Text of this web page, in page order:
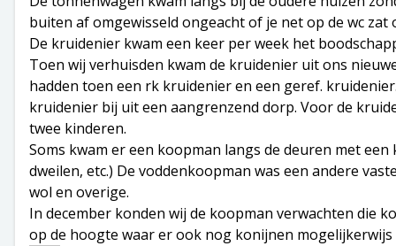
buiten af omgewisseld ongeacht of je net op de wc
De kruidenier kwam een keer per week het
Toen wij verhuisden kwam de kruidenier uit ons
hadden toen een rk kruidenier en een geref.
kruidenier bij uit een aangrenzend dorp. Voor de
twee kinderen.
Soms kwam er een koopman langs de deuren met
dweilen, etc.) De voddenkoopman was een andere
wol en overige.
In december konden wij de koopman verwachten die
op de hoogte waar er ook nog konijnen